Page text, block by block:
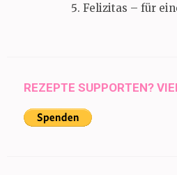
Felizitas – für
REZEPTE SUPPORTEN?